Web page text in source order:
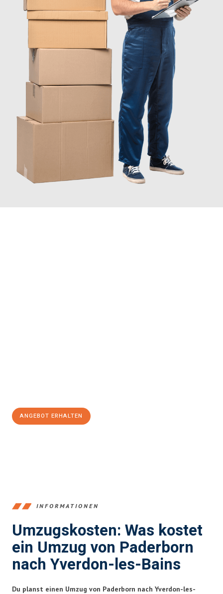
ANGEBOT ERHALTEN
INFORMATIONEN
Umzugskosten: Was kostet
ein Umzug von Paderborn
nach Yverdon-les-Bains
Du planst einen Umzug von Paderborn nach Yverdon-les-